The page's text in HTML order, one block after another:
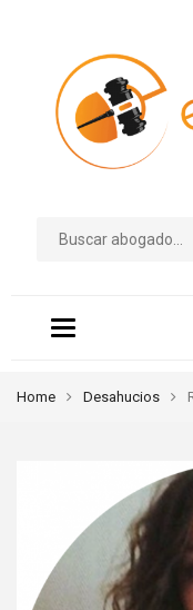
Toggle
navigation
Home Desahucios